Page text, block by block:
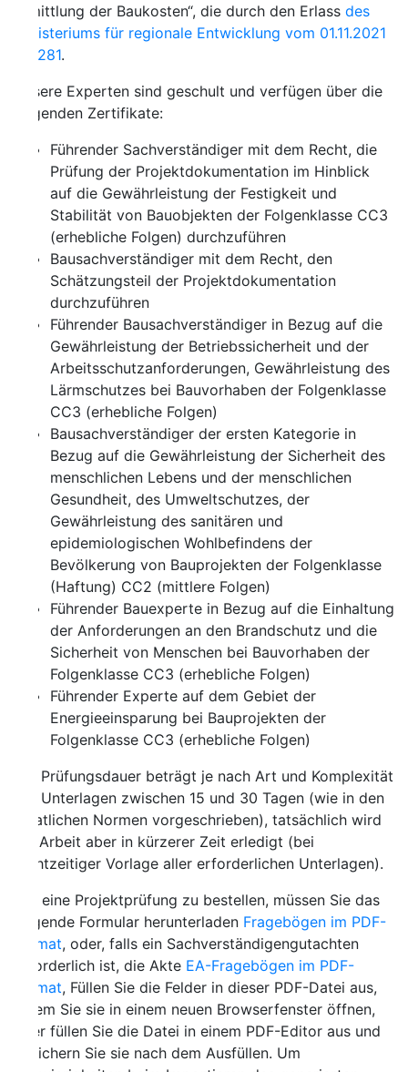
der Baukosten“, die durch den Erlassdes
für regionale Entwicklung vom 01.11.2021
Experten sind geschult und verfügen über die
Zertifikate:
Führender Sachverständiger mit dem Recht, die
Prüfung der Projektdokumentation im Hinblick
auf die Gewährleistung der Festigkeit und
Stabilität von Bauobjekten der Folgenklasse CC3
(erhebliche Folgen) durchzuführen
Bausachverständiger mit dem Recht, den
Schätzungsteil der Projektdokumentation
durchzuführen
Führender Bausachverständiger in Bezug auf die
Gewährleistung der Betriebssicherheit und der
Arbeitsschutzanforderungen, Gewährleistung des
Lärmschutzes bei Bauvorhaben der Folgenklasse
CC3 (erhebliche Folgen)
Bausachverständiger der ersten Kategorie in
Bezug auf die Gewährleistung der Sicherheit des
menschlichen Lebens und der menschlichen
Gesundheit, des Umweltschutzes, der
Gewährleistung des sanitären und
epidemiologischen Wohlbefindens der
Bevölkerung von Bauprojekten der Folgenklasse
(Haftung) CC2 (mittlere Folgen)
Führender Bauexperte in Bezug auf die Einhaltung
der Anforderungen an den Brandschutz und die
Sicherheit von Menschen bei Bauvorhaben der
Folgenklasse CC3 (erhebliche Folgen)
Führender Experte auf dem Gebiet der
Energieeinsparung bei Bauprojekten der
Folgenklasse CC3 (erhebliche Folgen)
beträgt je nach Art und Komplexität
zwischen 15 und 30 Tagen (wie in den
Normen vorgeschrieben), tatsächlich wird
aber in kürzerer Zeit erledigt (bei
Vorlage aller erforderlichen Unterlagen).
eine Projektprüfung zu bestellen, müssen Sie das
Formular herunterladenFragebögen im PDF-
, oder, falls ein Sachverständigengutachten
ist, die Akte EA-Fragebögen im PDF-
, Füllen Sie die Felder in dieser PDF-Datei aus,
Sie sie in einem neuen Browserfenster öffnen,
füllen Sie die Datei in einem PDF-Editor aus und
Sie sie nach dem Ausfüllen. Um